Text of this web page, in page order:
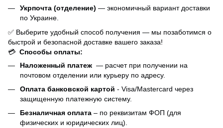
Укрпочта (отделение) — экономичный вариант доставки
по Украине.
✅ Выберите удобный способ получения — мы позаботимся о
быстрой и безопасной доставке вашего заказа!
💳 Способы оплаты:
Наложенный платеж — расчет при получении на
почтовом отделении или курьеру по адресу.
Оплата банковской картой - Visa/Mastercard через
защищенную платежную систему.
Безналичная оплата – по реквизитам ФОП (для
физических и юридических лиц).